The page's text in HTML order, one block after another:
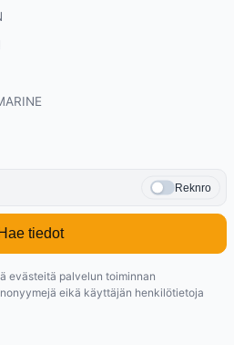
Reknro
Hae tiedot
evästeitä palvelun toiminnan
eikä käyttäjän henkilötietoja